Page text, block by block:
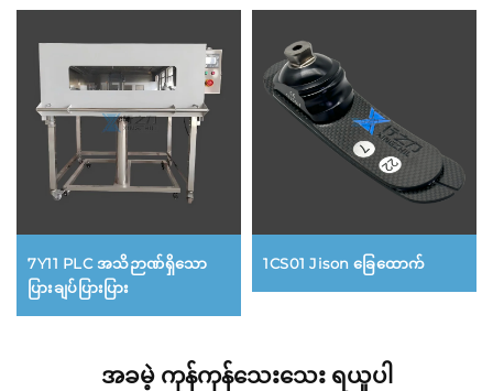
7Y11 PLC အသိဉာဏ်ရှိသော
ပြားချပ်ပြားပြား
1CS01 Jison ခြေထောက်
အခမဲ့ ကုန်ကုန်သေးသေး ရယူပါ